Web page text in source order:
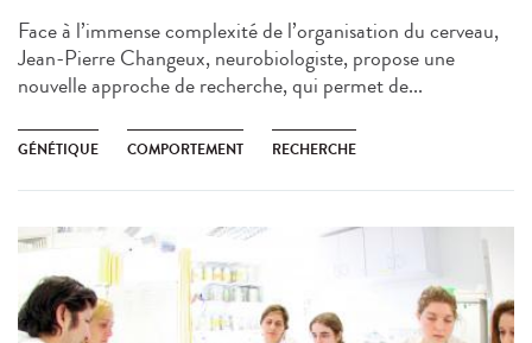
Face à l’immense complexité de l’organisation du cerveau,
Jean-Pierre Changeux, neurobiologiste, propose une
nouvelle approche de recherche, qui permet de...
GÉNÉTIQUE COMPORTEMENT RECHERCHE